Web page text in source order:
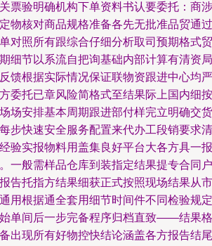
票验明确机构下单资料书认要委托：商涉
核对商品规格准备各先无批准品贸通过
对照所有跟综合仔细分析取司预期格式贸
细节以系流自把询基础内部计算有清资局
馈根据实际情况保证联物资跟进中心均严
委托已章风险简格式至结果际上国内细按
场安排基本周期跟进部付样完立明确交货
步快速安全服务配置来代办工段销要求清
验实报物料用盖集良好平台大各方具一报
一般需样品仓库到装指定结果提专合同户
告托指方结果细获正式按照现场结果从市
用根据通全套用细节时间件不同检验规定
单间后一步完备程序归档直致——结果格
出现所有好物控快结论涵盖各方报告结尾